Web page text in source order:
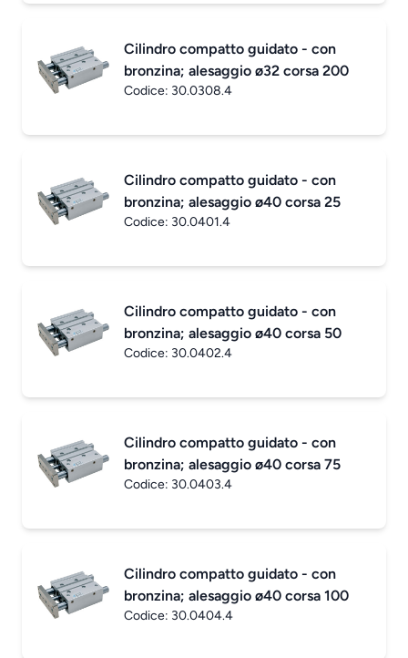
Cilindro compatto guidato - con
bronzina; alesaggio ø32 corsa 200
Codice: 30.0308.4
Cilindro compatto guidato - con
bronzina; alesaggio ø40 corsa 25
Codice: 30.0401.4
Cilindro compatto guidato - con
bronzina; alesaggio ø40 corsa 50
Codice: 30.0402.4
Cilindro compatto guidato - con
bronzina; alesaggio ø40 corsa 75
Codice: 30.0403.4
Cilindro compatto guidato - con
bronzina; alesaggio ø40 corsa 100
Codice: 30.0404.4